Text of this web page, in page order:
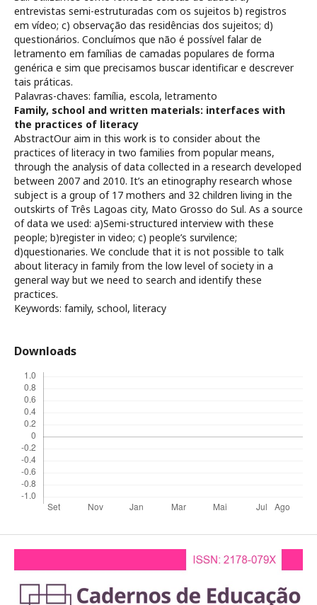
entrevistas semi-estruturadas com os sujeitos b) registros
em vídeo; c) observação das residências dos sujeitos; d)
questionários. Concluímos que não é possível falar de
letramento em famílias de camadas populares de forma
genérica e sim que precisamos buscar identificar e descrever
tais práticas.
Palavras-chaves: família, escola, letramento
Family, school and written materials: interfaces with
the practices of literacy
AbstractOur aim in this work is to consider about the
practices of literacy in two families from popular means,
through the analysis of data collected in a research developed
between 2007 and 2010. It’s an etinography research whose
subject is a group of 17 mothers and 32 children living in the
outskirts of Três Lagoas city, Mato Grosso do Sul. As a source
of data we used: a)Semi-structured interview with these
people; b)register in video; c) people’s survilence;
d)questionaries. We conclude that it is not possible to talk
about literacy in family from the low level of society in a
general way but we need to search and identify these
practices.
Keywords: family, school, literacy
Downloads